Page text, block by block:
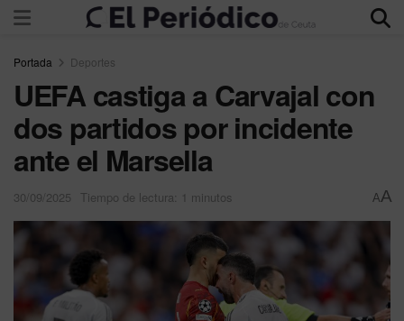
Portada Deportes
UEFA castiga a Carvajal con
dos partidos por incidente
ante el Marsella
30/09/2025 Tiempo de lectura: 1 minutos AA